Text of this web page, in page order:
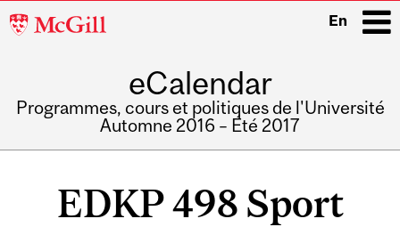
McGill
En
eCalendar
Programmes, cours et politiques de l'Université
Automne 2016 – Été 2017
EDKP 498 Sport